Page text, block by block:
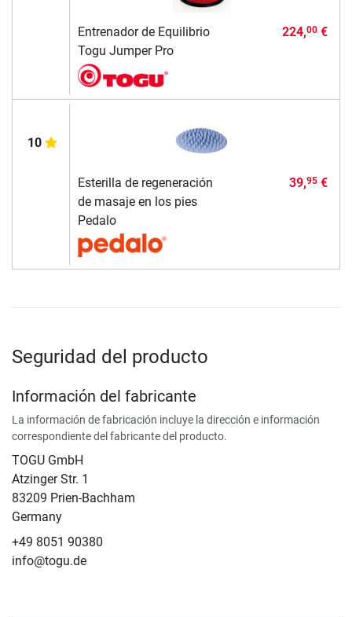
Entrenador de Equilibrio
Togu Jumper Pro
224,00€
10
Esterilla de regeneración
de masaje en los pies
Pedalo
39,95€
Seguridad del producto
Información del fabricante
La información de fabricación incluye la dirección e información
correspondiente del fabricante del producto.
TOGU GmbH
Atzinger Str. 1
83209 Prien-Bachham
Germany
+49 8051 90380
info@togu.de